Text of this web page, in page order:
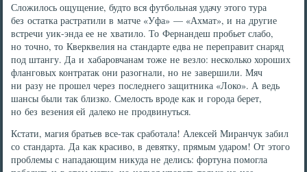
Сложилось ощущение, будто вся футбольная удачу этого тура
без остатка растратили в матче «Уфа» — «Ахмат», и на другие
встречи уик-энда ее не хватило. То Фернандеш пробьет слабо,
но точно, то Кверквелия на стандарте едва не переправит снаряд
под штангу. Да и хабаровчанам тоже не везло: несколько хороших
фланговых контратак они разогнали, но не завершили. Мяч
ни разу не прошел через последнего защитника «Локо». А ведь
шансы были так близко. Смелость вроде как и города берет,
но без везения ей далеко не продвинуться.
Кстати, магия братьев все-так сработала! Алексей Миранчук забил
со стандарта. Да как красиво, в девятку, прямым ударом! От этого
проблемы с нападающим никуда не делись: фортуна помогла